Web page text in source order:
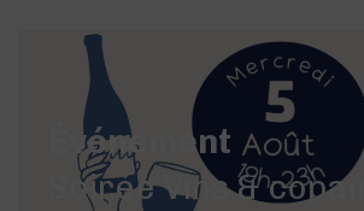
Événement
Soirée Vins &